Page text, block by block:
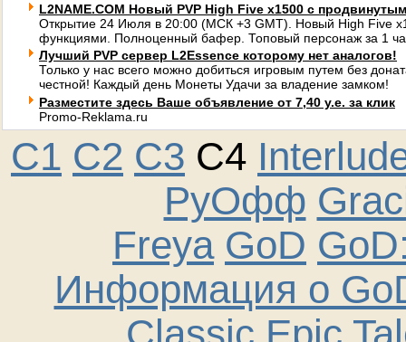
L2NAME.COM Новый PVP High Five x1500 с
Открытие 24 Июля в 20:00 (МСК +3 GMT). Новый High Five
функциями. Полноценный бафер. Топовый персонаж за 1
Лучший PVP сервер L2Essence которому нет аналогов!
Только у нас всего можно добиться игровым путем без
честной! Каждый день Монеты Удачи за владение замком!
Разместите здесь Ваше объявление от 7,40 у.е. за клик
Promo-Reklama.ru
C1 C2 C3 C4
РуОфф
Freya GoD
Информация о